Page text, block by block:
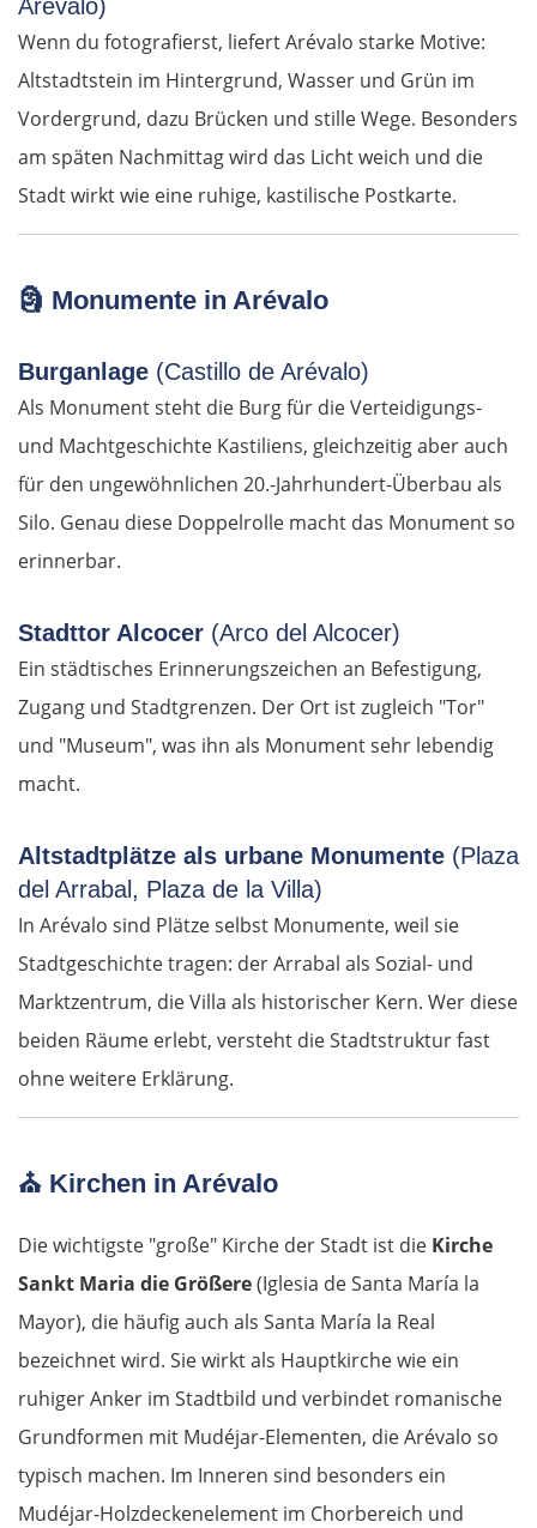
Arévalo)
Wenn du fotografierst, liefert Arévalo starke Motive:
Altstadtstein im Hintergrund, Wasser und Grün im
Vordergrund, dazu Brücken und stille Wege. Besonders
am späten Nachmittag wird das Licht weich und die
Stadt wirkt wie eine ruhige, kastilische Postkarte.
🗿 Monumente in Arévalo
Burganlage (Castillo de Arévalo)
Als Monument steht die Burg für die Verteidigungs-
und Machtgeschichte Kastiliens, gleichzeitig aber auch
für den ungewöhnlichen 20.-Jahrhundert-Überbau als
Silo. Genau diese Doppelrolle macht das Monument so
erinnerbar.
Stadttor Alcocer (Arco del Alcocer)
Ein städtisches Erinnerungszeichen an Befestigung,
Zugang und Stadtgrenzen. Der Ort ist zugleich "Tor"
und "Museum", was ihn als Monument sehr lebendig
macht.
Altstadtplätze als urbane Monumente (Plaza
del Arrabal, Plaza de la Villa)
In Arévalo sind Plätze selbst Monumente, weil sie
Stadtgeschichte tragen: der Arrabal als Sozial- und
Marktzentrum, die Villa als historischer Kern. Wer diese
beiden Räume erlebt, versteht die Stadtstruktur fast
ohne weitere Erklärung.
⛪ Kirchen in Arévalo
Die wichtigste "große" Kirche der Stadt ist die Kirche
Sankt Maria die Größere(Iglesia de Santa María la
Mayor), die häufig auch als Santa María la Real
bezeichnet wird. Sie wirkt als Hauptkirche wie ein
ruhiger Anker im Stadtbild und verbindet romanische
Grundformen mit Mudéjar-Elementen, die Arévalo so
typisch machen. Im Inneren sind besonders ein
Mudéjar-Holzdeckenelement im Chorbereich und
OSTROUTE
Estland
Tallinn
Lettland
Riga
Bauska
Litauen
Ukmergė
Vilnius
Alytus
Polen
Ełk
Łomża
Warschau
Żyrardów
Łódź